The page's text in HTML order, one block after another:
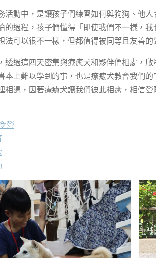
活動中，是讓孩子們練習如何與狗狗、他
的過程，孩子們懂得「即使我們不一樣，
法可以很不一樣，但都值得被同等且友善
透過這四天密集與療癒犬和夥伴們相處，
本上難以學到的事，也是療癒犬教會我們的
相遇，因著療癒犬讓我們彼此相癒，相信
營